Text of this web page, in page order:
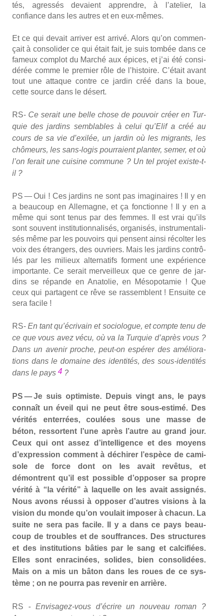
tés, agres­sés devaient apprendre, à l’atelier, la
confiance dans les autres et en eux-mêmes.
Et ce qui devait arri­ver est arri­vé. Alors qu’on com­men­
çait à conso­li­der ce qui était fait, je suis tom­bée dans ce
fameux com­plot du Mar­ché aux épices, et j’ai été consi­
dé­rée comme le pre­mier rôle de l’histoire. C’était avant
tout une attaque contre ce jar­din créé dans la boue,
cette source dans le désert.
RS- Ce serait une belle chose de pou­voir créer en Tur­
quie des jar­dins sem­blables à celui qu’Elif a créé au
cours de sa vie d’exilée, un jar­din où les migrants, les
chô­meurs, les sans-logis pour­raient plan­ter, semer, et où
l’on ferait une cui­sine com­mune ? Un tel pro­jet existe-t-
il ?
PS — Oui ! Ces jar­dins ne sont pas ima­gi­naires ! Il y en
a beau­coup en Alle­magne, et ça fonc­tionne ! Il y en a
même qui sont tenus par des femmes. Il est vrai qu’ils
sont sou­vent ins­ti­tu­tion­na­li­sés, orga­ni­sés, ins­tru­men­ta­li­
sés même par les pou­voirs qui pensent ain­si récol­ter les
voix des étran­gers, des ouvriers. Mais les jar­dins contrô­
lés par les milieux alter­na­tifs forment une expé­rience
impor­tante. Ce serait mer­veilleux que ce genre de jar­
dins se répande en Ana­to­lie, en Méso­po­ta­mie ! Que
ceux qui par­tagent ce rêve se ras­semblent ! Ensuite ce
sera facile !
RS- En tant qu’écrivain et socio­logue, et compte tenu de
ce que vous avez vécu, où va la Tur­quie d’après vous ?
Dans un ave­nir proche, peut-on espé­rer des amé­lio­ra­
tions dans le domaine des iden­ti­tés, des sous-iden­ti­tés
dans le pays 4 ?
PS — Je suis opti­miste. Depuis vingt ans, le pays
connaît un éveil qui ne peut être sous-esti­mé. Des
véri­tés enter­rées, cou­lées sous une masse de
béton, res­sortent l’une après l’autre au grand jour.
Ceux qui ont assez d’intelligence et des moyens
d’expression com­ment à déchi­rer l’espèce de cami­
sole de force dont on les avait revê­tus, et
démontrent qu’il est pos­sible d’opposer sa propre
véri­té à “la véri­té” à laquelle on les avait assi­gnés.
Nous avons réus­si à oppo­ser d’autres visions à la
vision du monde qu’on vou­lait impo­ser à cha­cun. La
suite ne sera pas facile. Il y a dans ce pays beau­
coup de troubles et de souf­frances. Des struc­tures
et des ins­ti­tu­tions bâties par le sang et cal­ci­fiées.
Elles sont enra­ci­nées, solides, bien conso­li­dées.
Mais on a mis un bâton dans les roues de ce sys­
tème ; on ne pour­ra pas reve­nir en arrière.
RS
- Envi­sa­gez-vous d’écrire un nou­veau roman ?